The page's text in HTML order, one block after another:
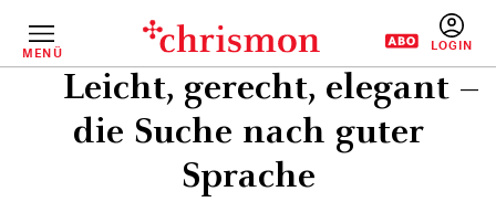
InhaltMENÜ
Leicht, gerecht, elegant –
die Suche nach guter
Sprache